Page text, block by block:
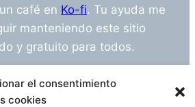
el consentimiento
cookies
café en Ko-fi. Tu ayuda me
manteniendo este sitio
y gratuito para todos.
o sugerencia? Escríbeme